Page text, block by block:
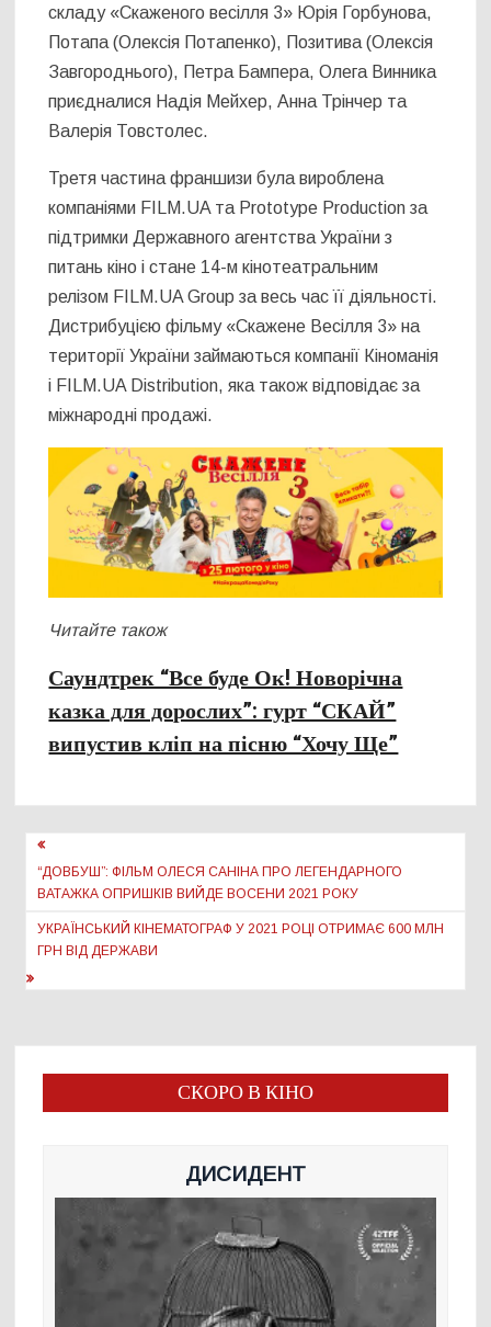
складу «Скаженого весілля 3» Юрія Горбунова,
Потапа (Олексія Потапенко), Позитива (Олексія
Завгороднього), Петра Бампера, Олега Винника
приєдналися Надія Мейхер, Анна Трінчер та
Валерія Товстолес.
Третя частина франшизи була вироблена
компаніями FILM.UA та Prototype Production за
підтримки Державного агентства України з
питань кіно і стане 14-м кінотеатральним
релізом FILM.UA Group за весь час її діяльності.
Дистрибуцією фільму «Скажене Весілля 3» на
території України займаються компанії Кіноманія
і FILM.UA Distribution, яка також відповідає за
міжнародні продажі.
Читайте також
Саундтрек “Все буде Ок! Новорічна
казка для дорослих”: гурт “СКАЙ”
випустив кліп на пісню “Хочу Ще”
Навігація
записів
“ДОВБУШ”: ФІЛЬМ ОЛЕСЯ САНІНА ПРО ЛЕГЕНДАРНОГО
ВАТАЖКА ОПРИШКІВ ВИЙДЕ ВОСЕНИ 2021 РОКУ
УКРАЇНСЬКИЙ КІНЕМАТОГРАФ У 2021 РОЦІ ОТРИМАЄ 600 МЛН
ГРН ВІД ДЕРЖАВИ
СКОРО В КІНО
ДИСИДЕНТ